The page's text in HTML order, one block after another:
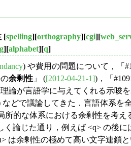
[spelling][orthography][cgi][
][alphabet][q]
) や費用の問題について，「
余剰性 」 ([2012-04-21-1])，「
論が言語学に与えてくれる示唆
などで議論してきた．言語体系を
所的な体系における余剰性を考え
く論じた通り，例えば <q> の後
は余剰性の極めて高い文字連鎖